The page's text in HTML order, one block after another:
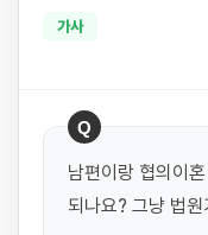
가사
Q
남편이랑 협의이
되나요? 그냥 법